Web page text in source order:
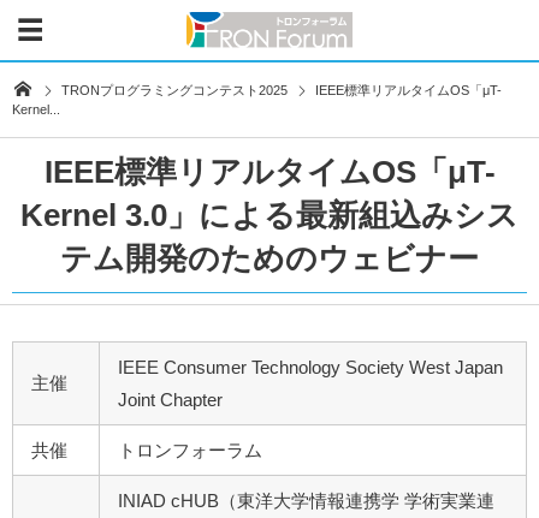
TRONプログラミングコンテスト2025
IEEE標準リアルタイムOS「μT-
Kernel...
IEEE標準リアルタイムOS「μT-
Kernel 3.0」による最新組込みシス
テム開発のためのウェビナー
主催
IEEE Consumer Technology Society West Japan
Joint Chapter
共催 トロンフォーラム
INIAD cHUB（東洋大学情報連携学 学術実業連